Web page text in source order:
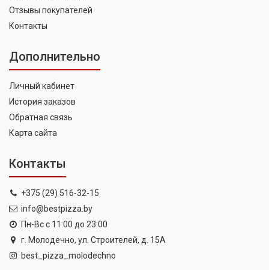
Отзывы покупателей
Контакты
Дополнительно
Личный кабинет
История заказов
Обратная связь
Карта сайта
Контакты
+375 (29) 516-32-15
info@bestpizza.by
Пн-Вс с 11:00 до 23:00
г. Молодечно, ул. Строителей, д. 15А
best_pizza_molodechno